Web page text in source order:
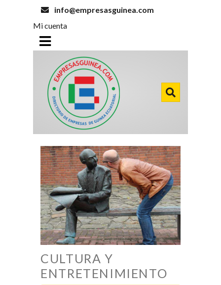
info@empresasguinea.com
Mi cuenta
CULTURA Y
ENTRETENIMIENTO